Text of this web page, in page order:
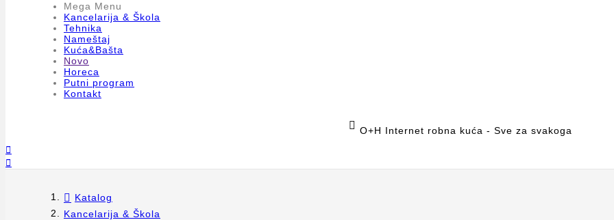
Mega Menu
Kancelarija & Škola
Tehnika
Nameštaj
Kuća&Bašta
Novo
Horeca
Putni program
Kontakt
 O+H Internet robna kuća - Sve za svakoga


Katalog
Kancelarija & Škola